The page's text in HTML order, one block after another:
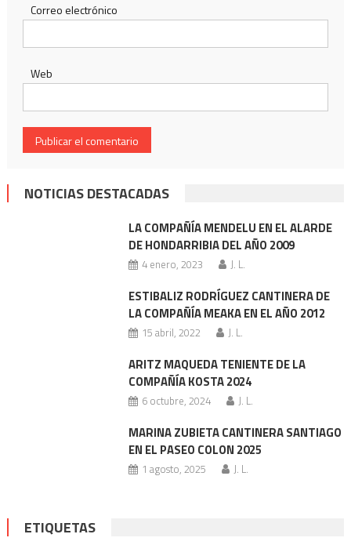
Correo electrónico
Web
NOTICIAS DESTACADAS
LA COMPAÑÍA MENDELU EN EL ALARDE
DE HONDARRIBIA DEL AÑO 2009
4 enero, 2023 J. L.
ESTIBALIZ RODRÍGUEZ CANTINERA DE
LA COMPAÑÍA MEAKA EN EL AÑO 2012
15 abril, 2022 J. L.
ARITZ MAQUEDA TENIENTE DE LA
COMPAÑÍA KOSTA 2024
6 octubre, 2024 J. L.
MARINA ZUBIETA CANTINERA SANTIAGO
EN EL PASEO COLON 2025
1 agosto, 2025 J. L.
ETIQUETAS